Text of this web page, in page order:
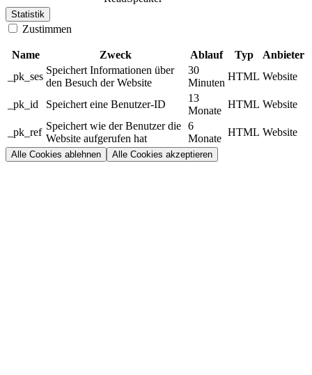
Statistik
Zustimmen
Name Zweck Ablauf Typ
Anbieter
_pk_ses
Speichert Informationen über
den Besuch der Website
30
Minuten
HTML Website
_pk_id Speichert eine Benutzer-ID
13
Monate
HTML Website
_pk_ref
Speichert wie der Benutzer die
Website aufgerufen hat
6
Monate
HTML Website
Alle Cookies ablehnen Alle Cookies akzeptieren